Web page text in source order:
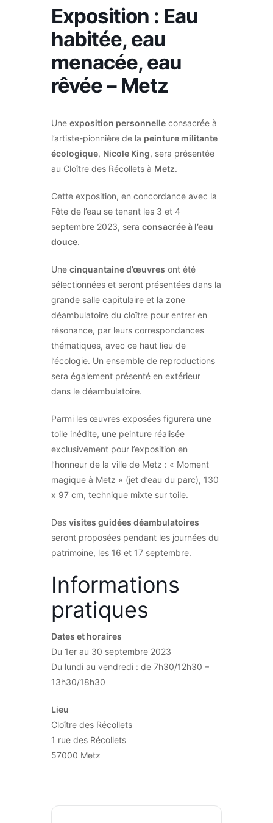
Exposition : Eau
habitée, eau
menacée, eau
rêvée – Metz
Une exposition personnelle consacrée à
l’artiste-pionnière de la peinture militante
écologique, Nicole King, sera présentée
au Cloître des Récollets à Metz.
Cette exposition, en concordance avec la
Fête de l’eau se tenant les 3 et 4
septembre 2023, sera consacrée à l’eau
douce.
Une cinquantaine d’œuvres ont été
sélectionnées et seront présentées dans la
grande salle capitulaire et la zone
déambulatoire du cloître pour entrer en
résonance, par leurs correspondances
thématiques, avec ce haut lieu de
l’écologie. Un ensemble de reproductions
sera également présenté en extérieur
dans le déambulatoire.
Parmi les œuvres exposées figurera une
toile inédite, une peinture réalisée
exclusivement pour l’exposition en
l’honneur de la ville de Metz : « Moment
magique à Metz » (jet d’eau du parc), 130
x 97 cm, technique mixte sur toile.
Des visites guidées déambulatoires
seront proposées pendant les journées du
patrimoine, les 16 et 17 septembre.
Informations
pratiques
Dates et horaires
Du 1er au 30 septembre 2023
Du lundi au vendredi : de 7h30/12h30 –
13h30/18h30
Lieu
Cloître des Récollets
1 rue des Récollets
57000 Metz